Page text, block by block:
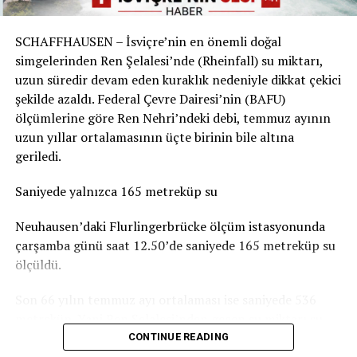
durumun genel olarak dramatik olmadığını belirtiyor.
Basel-Landschaft yetkilileri de şehir merkezindeki ve
insanların yemek yemek veya vakit geçirmek için
kullandığı parkların, ormanlık alanlardaki oyun
parklarına göre daha fazla kirlendiğine dikkat çekiyor.
Sigarasız çocuk parkları yaygınlaşıyor
İsviçre’deki Stop2Drop girişiminin verilerine göre şu
anda 24 belediye sigarasız ve temiz çocuk parkı
uygulamasını kullanıyor.
Aarau’da da seçilen 10 çocuk parkında yaklaşık iki ay
belediyeye göre deneme döneminde kirlilikte belirgin bir
SCHAFFHAUSEN – İsviçre’nin en önemli doğal
simgelerinden Ren Şelalesi’nde (Rheinfall) su miktarı,
uzun süredir devam eden kuraklık nedeniyle dikkat çekici
şekilde azaldı. Federal Çevre Dairesi’nin (BAFU)
ölçümlerine göre Ren Nehri’ndeki debi, temmuz ayının
uzun yıllar ortalamasının üçte birinin bile altına
geriledi.
Saniyede yalnızca 165 metreküp su
Neuhausen’daki Flurlingerbrücke ölçüm istasyonunda
çarşamba günü saat 12.50’de saniyede 165 metreküp su
ölçüldü.
anda normal bir temmuz ayındaki seviyenin yaklaşık
CONTINUE READING